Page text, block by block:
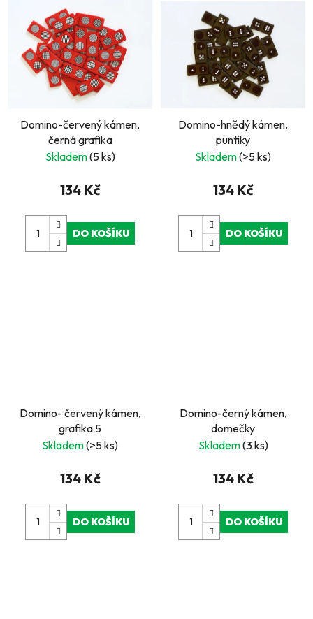
Domino-červený kámen,
černá grafika
Skladem(5 ks)
134 Kč
DO KOŠÍKU
Domino-hnědý kámen,
puntíky
Skladem(>5 ks)
134 Kč
DO KOŠÍKU
Domino- červený kámen,
grafika 5
Skladem(>5 ks)
134 Kč
DO KOŠÍKU
Domino-černý kámen,
domečky
Skladem(3 ks)
134 Kč
DO KOŠÍKU